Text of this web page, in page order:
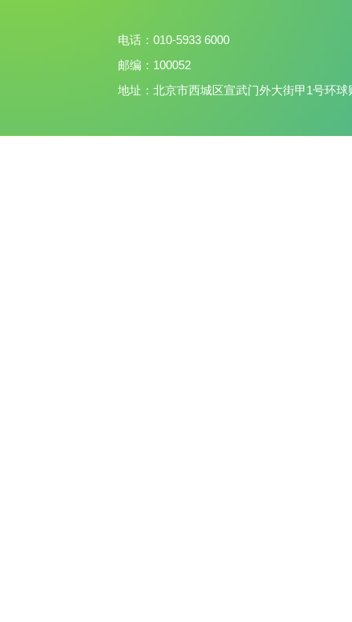
电话： 010-5933 6000
邮编： 100052
地址： 北京市西城区宣武门外大街甲1号环